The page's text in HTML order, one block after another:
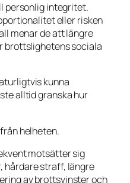
personlig integritet.
eller risken
menar de att längre
brottslighetens sociala
kunna
alltid granska hur
helheten.
motsätter sig
hårdare straff, längre
av brottsvinster och